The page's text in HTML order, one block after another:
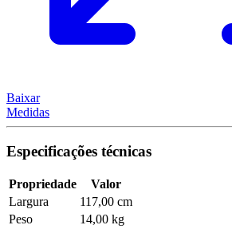
Baixar
Medidas
Especificações técnicas
Propriedade
Valor
Largura
117,00 cm
Peso
14,00 kg